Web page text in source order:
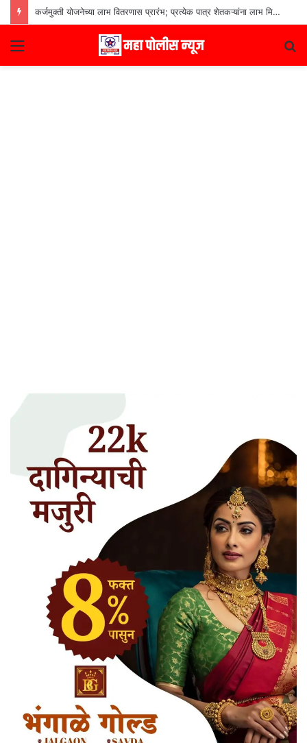
कर्जमुक्ती योजनेच्या लाभ वितरणास प्रारंभ; प्रत्येक पात्र शेतकऱ्यांना लाभ मिळणार– मुख्यमंत्री देवेंद्र फडणवीस
Menu